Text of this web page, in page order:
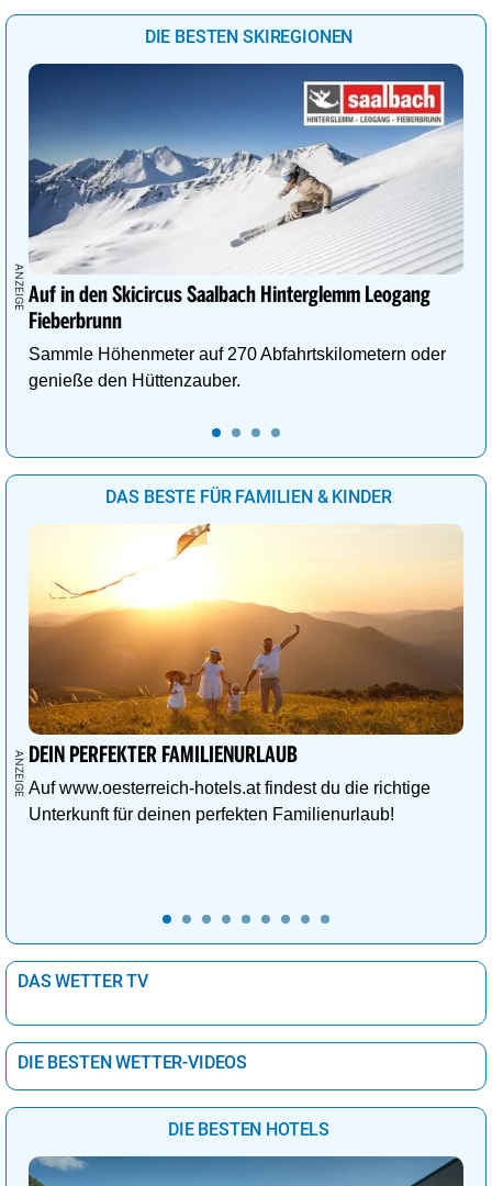
DIE BESTEN SKIREGIONEN
Auf in den Skicircus Saalbach Hinterglemm Leogang
Fieberbrunn
Sammle Höhenmeter auf 270 Abfahrtskilometern oder
genieße den Hüttenzauber.
DAS BESTE FÜR FAMILIEN & KINDER
DEIN PERFEKTER FAMILIENURLAUB
Auf www.oesterreich-hotels.at findest du die richtige
Unterkunft für deinen perfekten Familienurlaub!
DAS WETTER TV
DIE BESTEN WETTER-VIDEOS
DIE BESTEN HOTELS